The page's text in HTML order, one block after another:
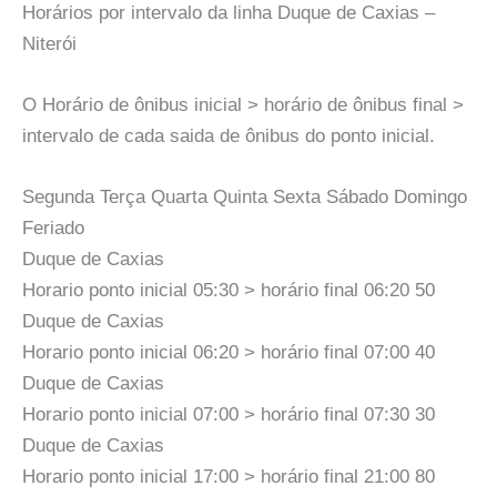
Horários por intervalo da linha Duque de Caxias –
Niterói
O Horário de ônibus inicial > horário de ônibus final >
intervalo de cada saida de ônibus do ponto inicial.
Segunda Terça Quarta Quinta Sexta Sábado Domingo
Feriado
Duque de Caxias
Horario ponto inicial 05:30 > horário final 06:20 50
Duque de Caxias
Horario ponto inicial 06:20 > horário final 07:00 40
Duque de Caxias
Horario ponto inicial 07:00 > horário final 07:30 30
Duque de Caxias
Horario ponto inicial 17:00 > horário final 21:00 80